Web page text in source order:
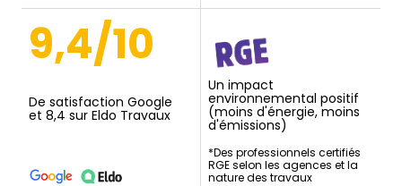
9,4/10
De satisfaction Google
et 8,4 sur Eldo Travaux
Un impact
environnemental positif
(moins d'énergie, moins
d'émissions)
*Des professionnels certifiés
RGE selon les agences et la
nature des travaux